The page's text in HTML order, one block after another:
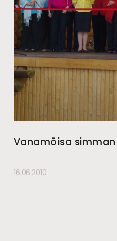
Vanamõisa simman
16.06.2010